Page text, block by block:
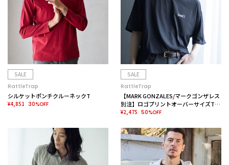
SALE
RattleTrap
シルケットポンチクルーネックT
¥4,851 30%OFF
SALE
RattleTrap
【MARK GONZALES/マークゴンザレス
別注】ロゴプリントオーバーサイズTシ
ャツ
¥2,475 50%OFF